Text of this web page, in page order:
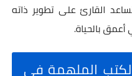
القارئ على تطوير ذاته
أعمق بالحياة.
الملهمة في